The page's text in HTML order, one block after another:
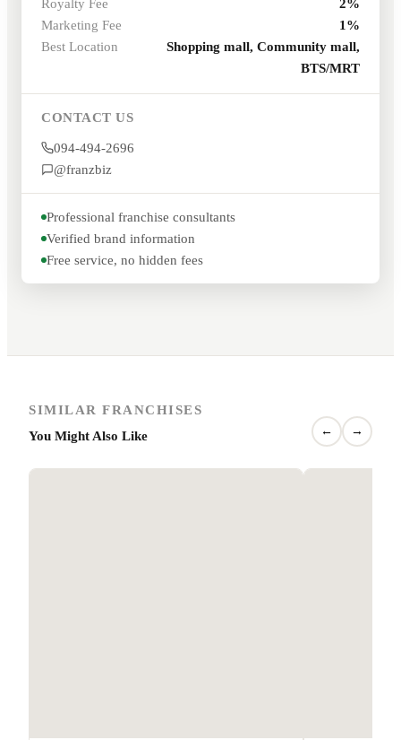
Royalty Fee
2%
Marketing Fee
1%
Best Location
Shopping mall, Community mall,
BTS/MRT
CONTACT US
094-494-2696
@franzbiz
Professional franchise consultants
Verified brand information
Free service, no hidden fees
SIMILAR FRANCHISES
You Might Also Like
← →